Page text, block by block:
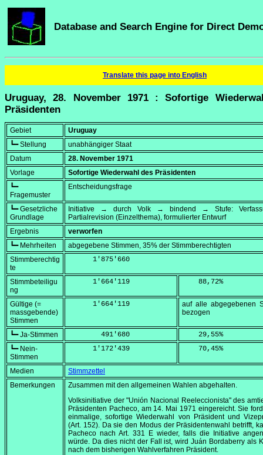
Database and Search Engine for Direct
Translate this page into English
Uruguay, 28. November 1971 : Sofortige
Präsidenten
Gebiet
Uruguay
┗━ Stellung
unabhängiger Staat
Datum
28. November 1971
Vorlage
Sofortige Wiederwahl des Präsidenten
┗━
Fragemuster
Entscheidungsfrage
┗━ Gesetzliche
Grundlage
Initiative → durch Volk → bindend → Stufe:
Partialrevision (Einzelthema), formulierter Entwurf
Ergebnis
verworfen
┗━ Mehrheiten
abgegebene Stimmen, 35% der Stimmberechtigten
Stimmberechtig
te
      1'875'660
Stimmbeteiligu
ng
      1'664'119
    88,72
%
Gültige (=
massgebende)
Stimmen
      1'664'119
auf alle abgegebenen
bezogen
┗━ Ja-Stimmen
        491'680
    29,55
%
┗━ Nein-
Stimmen
      1'172'439
    70,45
%
Medien
Stimmzettel
Bemerkungen
Zusammen mit den allgemeinen Wahlen abgehalten.
Volksinitiative der"Unión Nacional Reeleccionista"des
Präsidenten Pacheco, am 14. Mai 1971 eingereicht. Sie
einmalige, sofortige Wiederwahl von Präsident und
(Art. 152). Da sie den Modus der Präsidentenwahl betrifft,
Pacheco nach Art. 331 E wieder, falls die Initiative
würde. Da dies nicht der Fall ist, wird Juán Bordaberry als
nach dem bisherigen Wahlverfahren Präsident.